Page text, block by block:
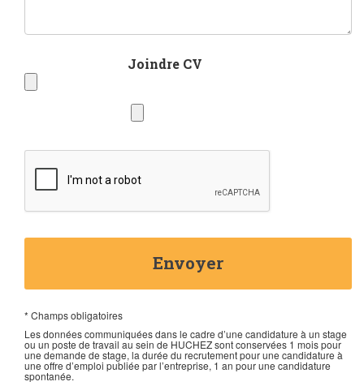
Envoyer
* Champs obligatoires
Les données communiquées dans le cadre d’une candidature à un stage
ou un poste de travail au sein de HUCHEZ sont conservées 1 mois pour
une demande de stage, la durée du recrutement pour une candidature à
une offre d’emploi publiée par l’entreprise, 1 an pour une candidature
spontanée.